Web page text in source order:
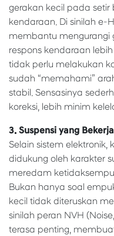
gerakan kecil pada setir
kendaraan. Di sinilah e-
membantu
respons kendaraan
tidak perlu melakukan
sudah “memahami”
stabil. Sensasinya
koreksi, lebih minim
3. Suspensi yang
Selain sistem elektronik,
didukung oleh karakter
meredam
Bukan hanya soal
kecil tidak diteruskan
sinilah peran NVH
terasa penting,